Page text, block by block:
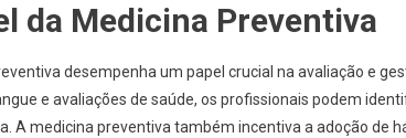
da Medicina Preventiva
desempenha um papel crucial na avaliação e
e avaliações de saúde, os profissionais podem
A medicina preventiva também incentiva a adoção de